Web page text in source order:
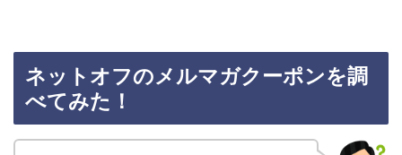
ネットオフのメルマガクーポンを調
べてみた！